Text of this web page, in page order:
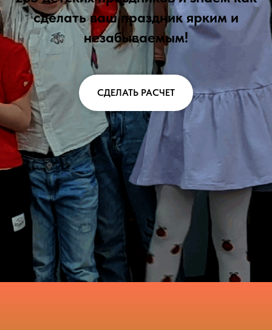
сделать ваш праздник ярким и
незабываемым!
СДЕЛАТЬ РАСЧЕТ